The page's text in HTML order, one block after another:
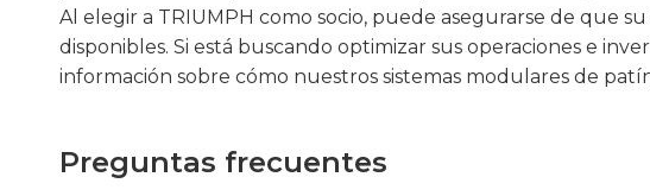
Al elegir a TRIUMPH como socio, puede asegurarse de que
disponibles. Si está buscando optimizar sus operaciones e
información sobre cómo nuestros sistemas modulares de
Preguntas frecuentes